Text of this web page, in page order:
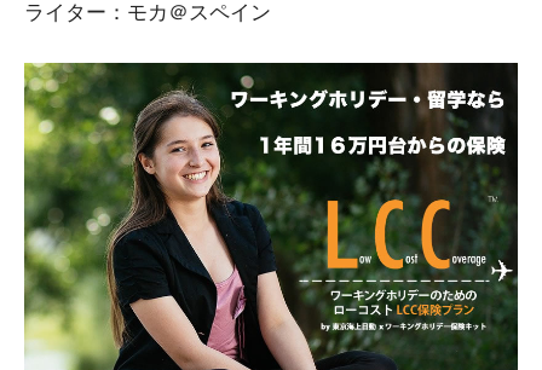
ライター：モカ＠スペイン